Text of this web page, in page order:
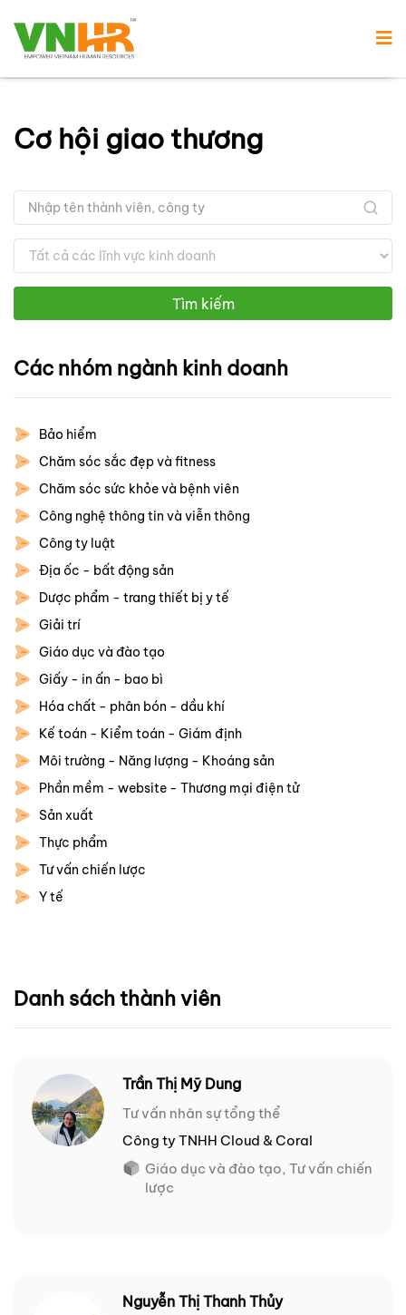
Cơ hội giao thương
Tìm kiếm
Các nhóm ngành kinh doanh
Bảo hiểm
Chăm sóc sắc đẹp và fitness
Chăm sóc sức khỏe và bệnh viên
Công nghệ thông tin và viễn thông
Công ty luật
Địa ốc - bất động sản
Dược phẩm - trang thiết bị y tế
Giải trí
Giáo dục và đào tạo
Giấy - in ấn - bao bì
Hóa chất - phân bón - dầu khí
Kế toán - Kiểm toán - Giám định
Môi trường - Năng lượng - Khoáng sản
Phần mềm - website - Thương mại điện tử
Sản xuất
Thực phẩm
Tư vấn chiến lược
Y tế
Danh sách thành viên
Trần Thị Mỹ Dung
Tư vấn nhân sự tổng thể
Công ty TNHH Cloud & Coral
Giáo dục và đào tạo, Tư vấn chiến
lược
Nguyễn Thị Thanh Thủy